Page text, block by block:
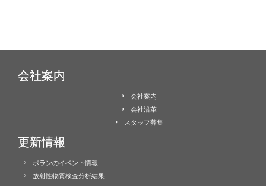
会社案内
会社案内
会社沿革
スタッフ募集
更新情報
ポランのイベント情報
放射性物質検査分析結果